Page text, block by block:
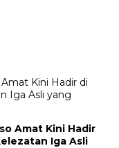
Amat Kini Hadir
Iga Asli